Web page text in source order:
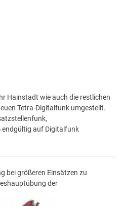
Hainstadt wie auch die restlichen
Tetra-Digitalfunk umgestellt.
endgültig auf Digitalfunk
bei größeren Einsätzen zu
der